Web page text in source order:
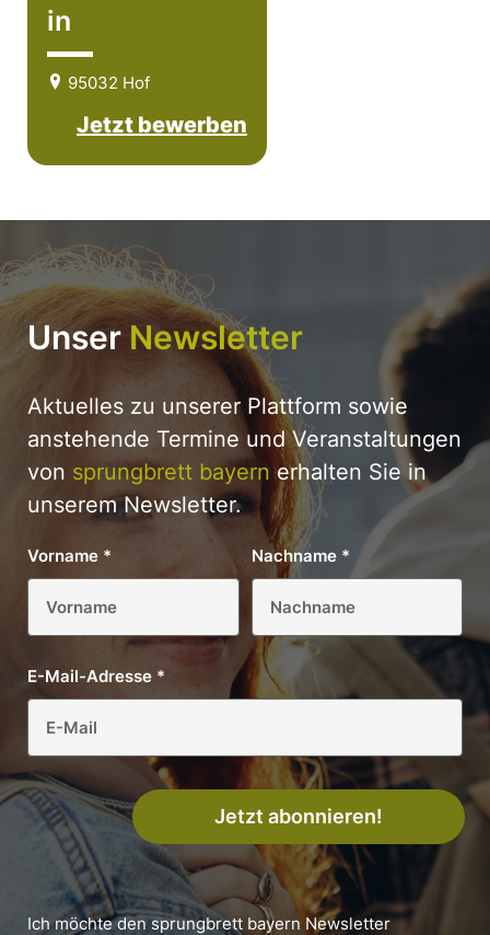
in
95032 Hof
Jetzt bewerben
Unser Newsletter
Aktuelles zu unserer Plattform sowie
anstehende Termine und Veranstaltungen
von sprungbrett bayernerhalten Sie in
unserem Newsletter.
Vorname * Nachname *
E-Mail-Adresse *
Jetzt abonnieren!
Ich möchte den sprungbrett bayern Newsletter